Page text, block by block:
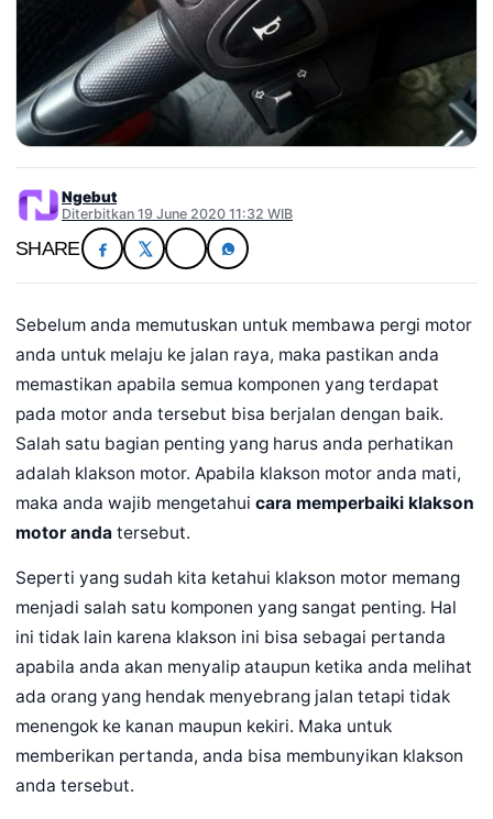
Ngebut
Diterbitkan 19 June 2020 11:32 WIB
SHARE
Sebelum anda memutuskan untuk membawa pergi motor
anda untuk melaju ke jalan raya, maka pastikan anda
memastikan apabila semua komponen yang terdapat
pada motor anda tersebut bisa berjalan dengan baik.
Salah satu bagian penting yang harus anda perhatikan
adalah klakson motor. Apabila klakson motor anda mati,
maka anda wajib mengetahui cara memperbaiki klakson
motor anda tersebut.
Seperti yang sudah kita ketahui klakson motor memang
menjadi salah satu komponen yang sangat penting. Hal
ini tidak lain karena klakson ini bisa sebagai pertanda
apabila anda akan menyalip ataupun ketika anda melihat
ada orang yang hendak menyebrang jalan tetapi tidak
menengok ke kanan maupun kekiri. Maka untuk
memberikan pertanda, anda bisa membunyikan klakson
anda tersebut.